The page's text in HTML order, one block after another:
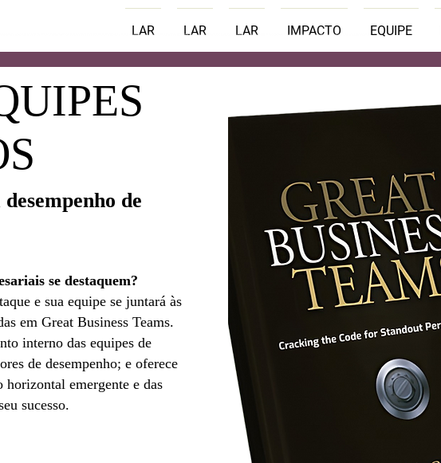
LAR LAR LAR IMPACTO EQUIPE
de
se destaquem?
e sua equipe se juntará às
em Great Business Teams.
interno das equipes de
de desempenho; e oferece
horizontal emergente e das
sucesso.